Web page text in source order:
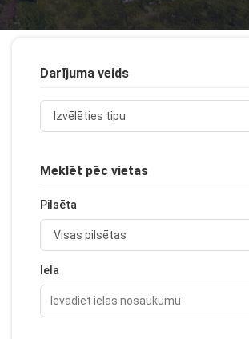
Darījuma veids
Meklēt pēc vietas
Pilsēta
Iela